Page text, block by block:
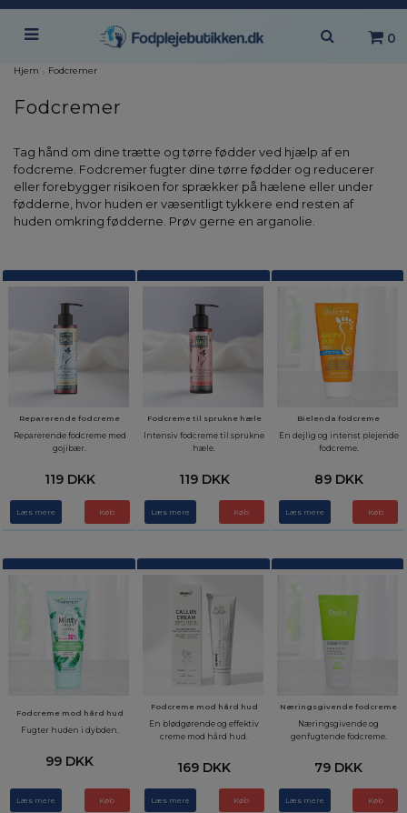
0
Hjem › Fodcremer
Fodcremer
Tag hånd om dine trætte og tørre fødder ved hjælp af en
fodcreme. Fodcremer fugter dine tørre fødder og reducerer
eller forebygger risikoen for sprækker på hælene eller under
fødderne, hvor huden er væsentligt tykkere end resten af
huden omkring fødderne. Prøv gerne en arganolie.
Reparerende fodcreme
Reparerende fodcreme med
gojibær.
119 DKK
Læs mere
Fodcreme til sprukne hæle
Intensiv fodcreme til sprukne
hæle.
119 DKK
Læs mere
Bielenda fodcreme
En dejlig og intenst plejende
fodcreme.
89 DKK
Læs mere
Fodcreme mod hård hud
Fugter huden i dybden.
99 DKK
Læs mere
Fodcreme mod hård hud
En blødgørende og effektiv
creme mod hård hud.
169 DKK
Læs mere
Næringsgivende fodcreme
Næringsgivende og
genfugtende fodcreme.
79 DKK
Læs mere